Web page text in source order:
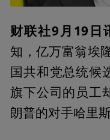
财联社9月19日
知，亿万富翁埃
国共和党总统候
旗下公司的员工
朗普的对手哈里